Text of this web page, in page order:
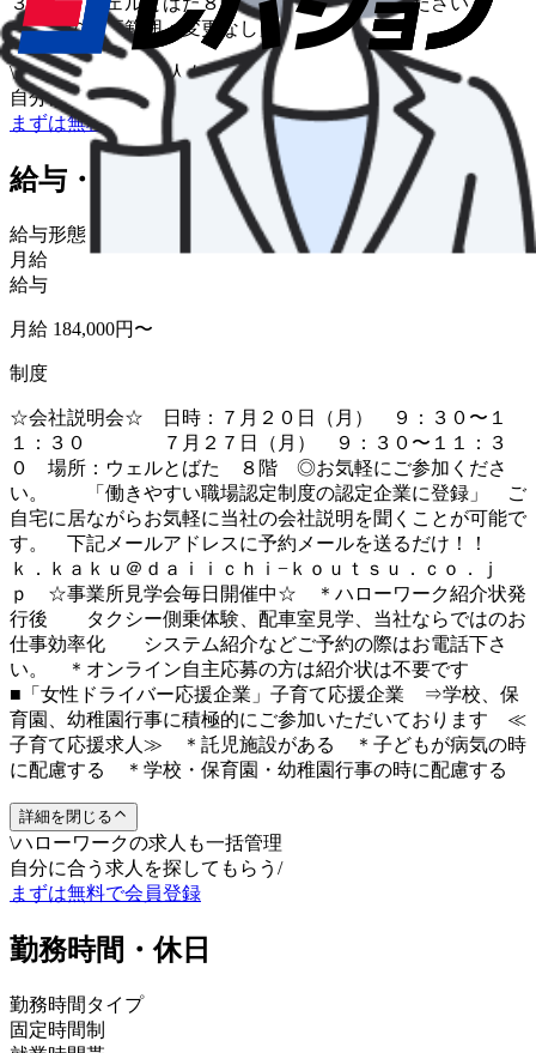
「業務の変更範囲：変更なし」
\ハローワークの求人も一括管理
自分に合う求人を探してもらう
まずは無料で会員登録
給与・福利厚生
給与形態
月給
給与
月給 184,000円〜
制度
☆会社説明会☆ 日時：７月２０日（月） ９：３０〜１
１：３０ ７月２７日（月） ９：３０〜１１：３
０ 場所：ウェルとばた ８階 ◎お気軽にご参加くださ
い。 「働きやすい職場認定制度の認定企業に登録」 ご
自宅に居ながらお気軽に当社の会社説明を聞くことが可能で
す。 下記メールアドレスに予約メールを送るだけ！！
ｋ．ｋａｋｕ＠ｄａｉｉｃｈｉ−ｋｏｕｔｓｕ．ｃｏ．ｊ
ｐ ☆事業所見学会毎日開催中☆ ＊ハローワーク紹介状発
行後 タクシー側乗体験、配車室見学、当社ならではのお
仕事効率化 システム紹介などご予約の際はお電話下さ
い。 ＊オンライン自主応募の方は紹介状は不要です
■「女性ドライバー応援企業」子育て応援企業 ⇒学校、保
育園、幼稚園行事に積極的にご参加いただいております ≪
子育て応援求人≫ ＊託児施設がある ＊子どもが病気の時
に配慮する ＊学校・保育園・幼稚園行事の時に配慮する
詳細を閉じる
\ハローワークの求人も一括管理
自分に合う求人を探してもらう /
まずは無料で会員登録
勤務時間・休日
勤務時間タイプ
固定時間制